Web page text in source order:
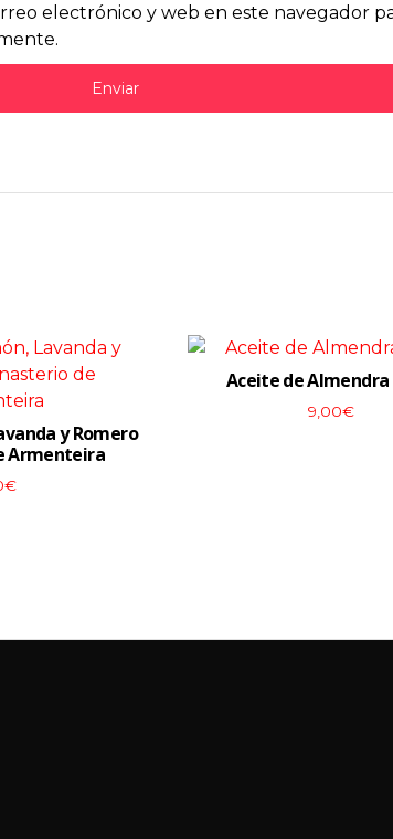
electrónico y web en este navegador
y Romero
Armenteira
€
Aceite de Almendra
9,00€